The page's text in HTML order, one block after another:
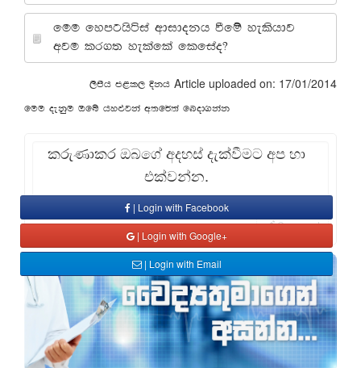
fuu fymghsáia wdidokh ùfï yelshdj
wju lr.; yelafla flfiao@
,smsh m<l, Èkh Article uploaded on: 17/01/2014
fuu oekqu Tfí hy¿jka w;f¾;a fnod.kak
කරුණාකර ඔබගේ අදහස් දැක්වීමට අප හා
එක්වන්න.
| Login with Facebook
| Login with Google+
| Login with Email
Comment